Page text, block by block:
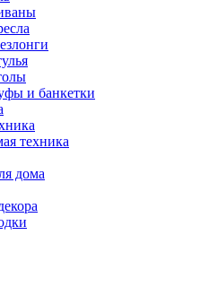
и банкетки
техника
дома